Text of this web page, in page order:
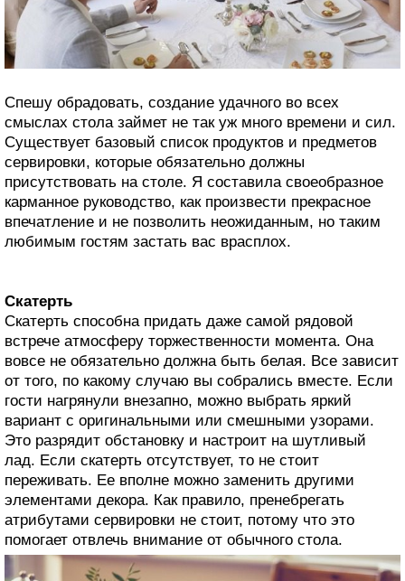
Спешу обрадовать, создание удачного во всех
смыслах стола займет не так уж много времени и сил.
Существует базовый список продуктов и предметов
сервировки, которые обязательно должны
присутствовать на столе. Я составила своеобразное
карманное руководство, как произвести прекрасное
впечатление и не позволить неожиданным, но таким
любимым гостям застать вас врасплох.
Скатерть
Скатерть способна придать даже самой рядовой
встрече атмосферу торжественности момента. Она
вовсе не обязательно должна быть белая. Все зависит
от того, по какому случаю вы собрались вместе. Если
гости нагрянули внезапно, можно выбрать яркий
вариант с оригинальными или смешными узорами.
Это разрядит обстановку и настроит на шутливый
лад. Если скатерть отсутствует, то не стоит
переживать. Ее вполне можно заменить другими
элементами декора. Как правило, пренебрегать
атрибутами сервировки не стоит, потому что это
помогает отвлечь внимание от обычного стола.